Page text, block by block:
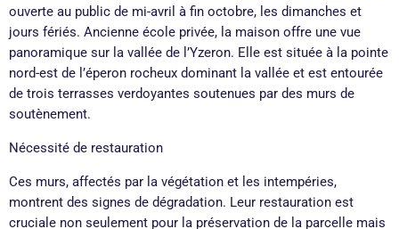
ouverte au public de mi-avril à fin octobre, les dimanches et
jours fériés. Ancienne école privée, la maison offre une vue
panoramique sur la vallée de l’Yzeron. Elle est située à la pointe
nord-est de l’éperon rocheux dominant la vallée et est entourée
de trois terrasses verdoyantes soutenues par des murs de
soutènement.
Nécessité de restauration
Ces murs, affectés par la végétation et les intempéries,
montrent des signes de dégradation. Leur restauration est
cruciale non seulement pour la préservation de la parcelle mais